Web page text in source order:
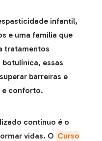
infantil,
e uma família que
tratamentos
essas
barreiras e
e conforto.
contínuo é o
vidas. O Curso